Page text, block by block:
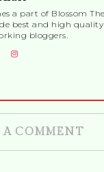
a part of Blossom
best and high
bloggers.
A COMMENT